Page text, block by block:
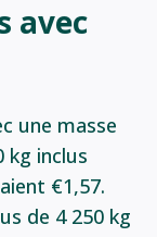
avec
une masse
kg inclus
€1,57.
de 4 250 kg